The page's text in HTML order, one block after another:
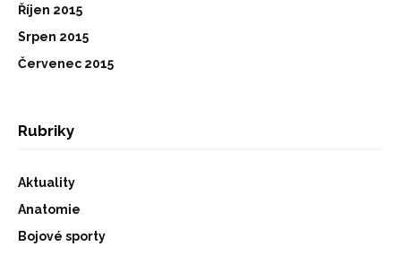
Říjen 2015
Srpen 2015
Červenec 2015
Rubriky
Aktuality
Anatomie
Bojové sporty